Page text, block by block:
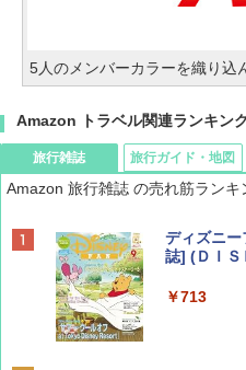
5人のメンバーカラーを織り込
Amazon トラベル関連ランキン
旅行雑誌
Amazon 旅行雑誌 の売れ筋ランキ
ディズニ
誌] (ＤＩ
￥713
旅行ガイド・地図